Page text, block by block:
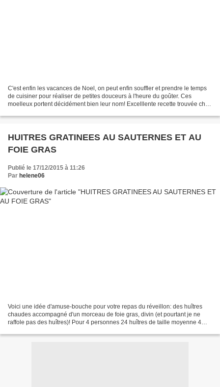
C'est enfin les vacances de Noel, on peut enfin souffler et prendre le temps
de cuisiner pour réaliser de petites douceurs à l'heure du goûter. Ces
moelleux portent décidément bien leur nom! Excelllente recette trouvée chez
HUITRES GRATINEES AU SAUTERNES ET AU
FOIE GRAS
Publié le 17/12/2015 à 11:26
Par helene06
Voici une idée d'amuse-bouche pour votre repas du réveillon: des huîtres
chaudes accompagné d'un morceau de foie gras, divin (et pourtant je ne
raffole pas des huîtres)! Pour 4 personnes 24 huîtres de taille moyenne 4